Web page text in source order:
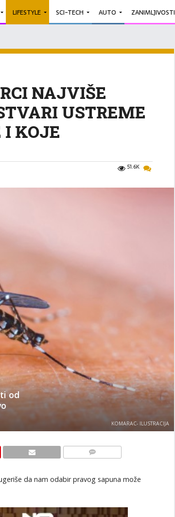
LIFESTYLE SCI-TECH AUTO ZANIMLJIVOSTI
NAJVIŠE
USTREME
I KOJE
51.6K
od
KOMARAC- ILUSTRACIJA
da nam odabir pravog sapuna može